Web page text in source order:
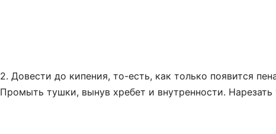
2. Довести до кипения, то-есть, как только появится
Промыть тушки, вынув хребет и внутренности.